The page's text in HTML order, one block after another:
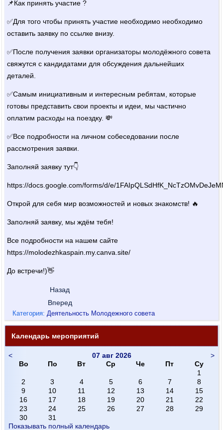
📌Как принять участие ?
✅Для того чтобы принять участие необходимо необходимо
оставить заявку по ссылке внизу.
✅После получения заявки организаторы молодёжного совета
свяжутся с кандидатами для обсуждения дальнейших
деталей.
✅Самым инициативным и интересным ребятам, которые
готовы представить свои проекты и идеи, мы частично
оплатим расходы на поездку. 💸
✅Все подробности на личном собеседовании после
рассмотрения заявки.
Заполняй заявку тут👇
https://docs.google.com/forms/d/e/
Открой для себя мир возможностей и новых знакомств! 🔥
Заполняй заявку, мы ждём тебя!
Все подробности на нашем сайте
https://molodezhkaspain.my.canva.site/
До встречи!)👋
Назад
Вперед
Категория:Деятельность Молодежного совета
Календарь мероприятий
< >
07 авг 2026
Во
По Вт Ср Че Пт
Су
1
2
3 4 5 6 7
8
9
10 11 12 13 14
15
16
17 18 19 20 21
22
23
24 25 26 27 28
29
30
31
Показывать полный календарь